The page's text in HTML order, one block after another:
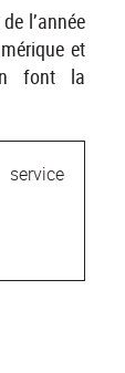
l’année
et
font la